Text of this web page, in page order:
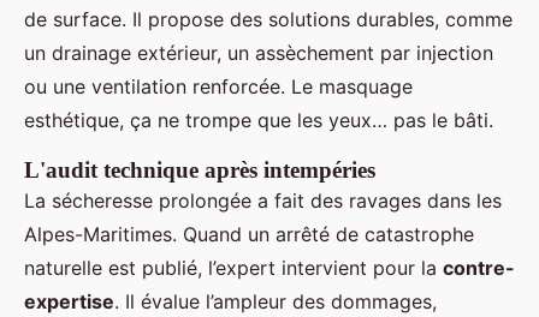
de surface. Il propose des solutions durables, comme
un drainage extérieur, un assèchement par injection
ou une ventilation renforcée. Le masquage
esthétique, ça ne trompe que les yeux… pas le bâti.
L'audit technique après intempéries
La sécheresse prolongée a fait des ravages dans les
Alpes-Maritimes. Quand un arrêté de catastrophe
naturelle est publié, l’expert intervient pour la contre-
expertise. Il évalue l’ampleur des dommages,